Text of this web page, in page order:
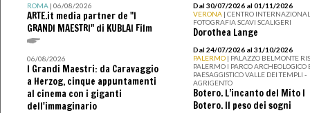
ROMA| 06/08/2026
ARTE.it media partner de "I
GRANDI MAESTRI" di KUBLAI Film
06/08/2026
I Grandi Maestri: da Caravaggio
a Herzog, cinque appuntamenti
al cinema con i giganti
dell'immaginario
Dal 30/07/2026 al 01/11/2026
VERONA | CENTRO
FOTOGRAFIA SCAVI SCALIGERI
Dorothea Lange
Dal 24/07/2026 al 31/10/2026
PALERMO | PALAZZO BELMONTE
PALERMO I PARCO ARCHEOLOGICO
PAESAGGISTICO VALLE DEI TEMPLI -
AGRIGENTO
Botero. L’incanto del Mito I
Botero. Il peso dei sogni